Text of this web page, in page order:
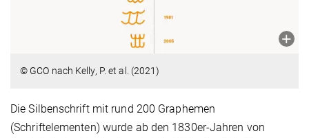
© GCO nach Kelly, P. et al. (2021)
Die Silbenschrift mit rund 200 Graphemen
(Schriftelementen) wurde ab den 1830er-Jahren von